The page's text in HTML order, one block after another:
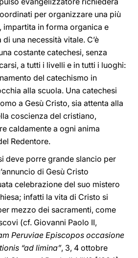
per organizzare una più
impartita in forma organica e
una necessità vitale. C’è
costante catechesi, senza
a tutti i livelli e in tutti i luoghi:
del catechismo in
alla scuola. Una catechesi
a Gesù Cristo, sia attenta alla
coscienza del cristiano,
caldamente a ogni anima
Redentore.
deve porre grande slancio per
di Gesù Cristo
celebrazione del suo mistero
infatti la vita di Cristo si
mezzo dei sacramenti, come
(cf. Giovanni Paolo II,
Peruviae Episcopos occasione
“ad limina”, 3, 4 ottobre